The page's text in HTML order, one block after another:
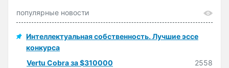
популярные новости
Интеллектуальная собственность. Лучшие эссе
конкурса
Vertu Cobra за $310000
2558